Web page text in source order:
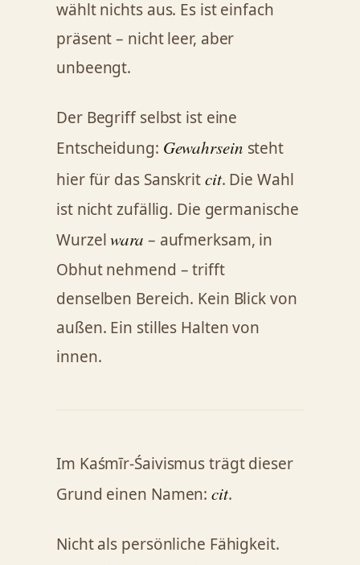
wählt nichts aus. Es ist einfach
präsent – nicht leer, aber
unbeengt.
Der Begriff selbst ist eine
Entscheidung: Gewahrsein steht
hier für das Sanskritcit. Die Wahl
ist nicht zufällig. Die germanische
Wurzelwara – aufmerksam, in
Obhut nehmend – trifft
denselben Bereich. Kein Blick von
außen. Ein stilles Halten von
innen.
Im Kaśmīr-Śaivismus trägt dieser
Grund einen Namen:cit.
Nicht als persönliche Fähigkeit.